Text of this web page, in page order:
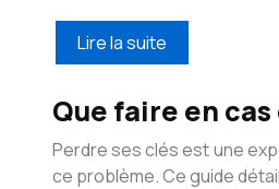
Lire la suite
Que faire en
Perdre ses clés est une
ce problème. Ce guide